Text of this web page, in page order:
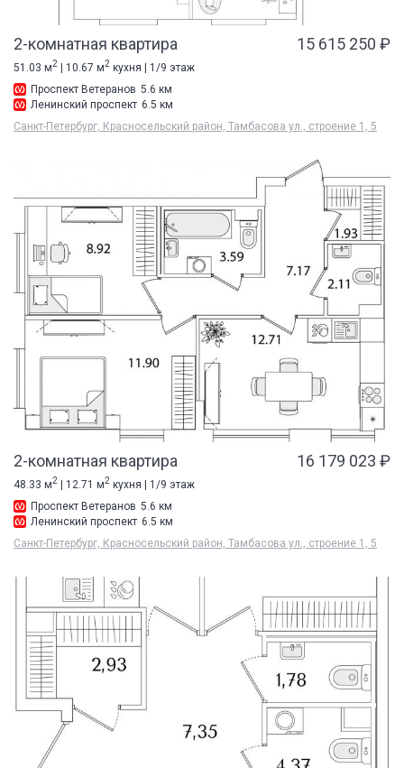
2-комнатная квартира 15 615 250 ₽
51.03 м2 | 10.67 м2 кухня | 1/9 этаж
Проспект Ветеранов 5.6 км
Ленинский проспект 6.5 км
Санкт-Петербург, Красносельский район, Тамбасова ул., строение 1, 5
2-комнатная квартира 16 179 023 ₽
48.33 м2 | 12.71 м2 кухня | 1/9 этаж
Проспект Ветеранов 5.6 км
Ленинский проспект 6.5 км
Санкт-Петербург, Красносельский район, Тамбасова ул., строение 1, 5